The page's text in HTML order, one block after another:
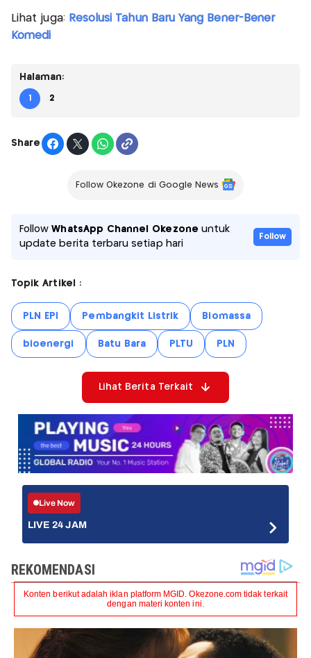
Lihat juga: Resolusi Tahun Baru Yang Bener-Bener
Komedi
Halaman:
1 2
Share
Follow Okezone di Google News
FollowWhatsApp Channel Okezone untuk
update berita terbaru setiap hari
Follow
Topik Artikel :
PLN EPI Pembangkit Listrik Biomassa
bioenergi Batu Bara PLTU PLN
Lihat Berita Terkait
Live Now
LIVE 24 JAM